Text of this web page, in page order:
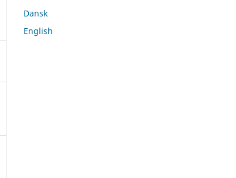
Dansk
English